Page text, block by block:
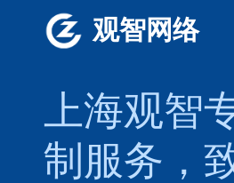
观智网络
上海观智
制服务，